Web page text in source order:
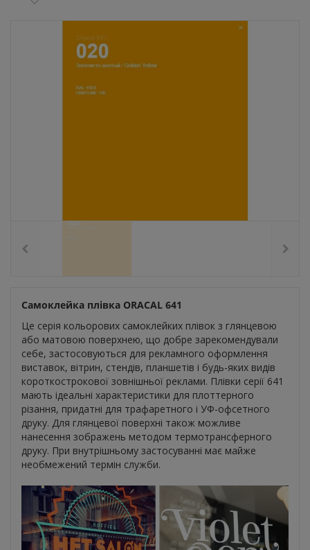
Самоклейка плівка ORACAL 641
Це серія кольорових самоклейких плівок з глянцевою
або матовою поверхнею, що добре зарекомендували
себе, застосовуються для рекламного оформлення
виставок, вітрин, стендів, планшетів і будь-яких видів
короткострокової зовнішньої реклами. Плівки серії 641
мають ідеальні характеристики для плоттерного
різання, придатні для трафаретного і УФ-офсетного
друку. Для глянцевої поверхні також можливе
нанесення зображень методом термотрансферного
друку. При внутрішньому застосуванні має майже
необмежений термін служби.